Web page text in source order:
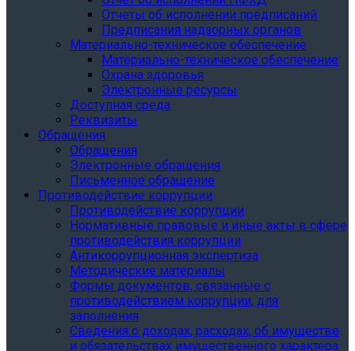
Отчеты об исполнении предписаний
Предписания надзорных органов
Материально-техническое обеспечение
Материально-техническое обеспечение
Охрана здоровья
Электронные ресурсы
Доступная среда
Реквизиты
Обращения
Обращения
Электронные обращения
Письменное обращение
Противодействие коррупции
Противодействие коррупции
Нормативные правовые и иные акты в сфере
противодействия коррупции
Антикоррупционная экспертиза
Методические материалы
Формы документов, связанные с
противодействием коррупции, для
заполнения
Сведения о доходах, расходах, об имуществе
и обязательствах имущественного характера